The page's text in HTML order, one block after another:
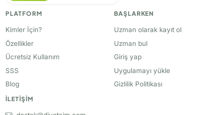
PLATFORM
Kimler İçin?
Özellikler
Ücretsiz Kullanım
SSS
Blog
BAŞLARKEN
Uzman olarak kayıt ol
Uzman bul
Giriş yap
Uygulamayı yükle
Gizlilik Politikası
İLETIŞIM